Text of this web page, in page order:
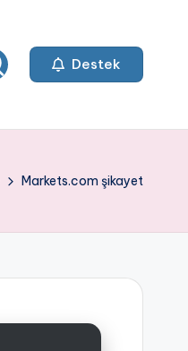
Destek
Markets.com şikayet